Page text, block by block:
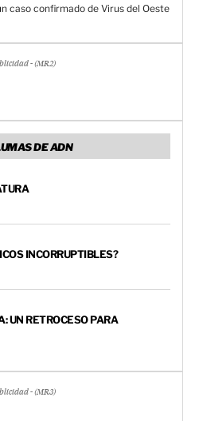
caso confirmado de Virus del Oeste
- (MR2)
DE ADN
INCORRUPTIBLES?
UN RETROCESO PARA
- (MR3)